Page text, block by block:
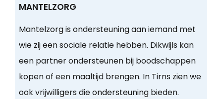
MANTELZORG
Mantelzorg is ondersteuning aan iemand met
wie zij een sociale relatie hebben. Dikwijls kan
een partner ondersteunen bij boodschappen
kopen of een maaltijd brengen. In Tirns zien we
ook vrijwilligers die ondersteuning bieden.